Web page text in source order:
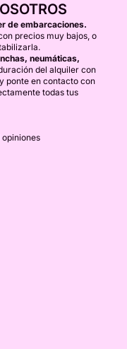
de embarcaciones.
precios muy bajos, o
neumáticas,
del alquiler con
ponte en contacto con
todas tus
opiniones